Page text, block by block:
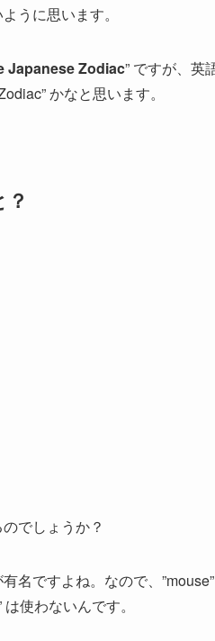
うに思います。
Japanese Zodiac” ですが、英
かなと思います。
でしょうか？
名ですよね。なので、
使わないんです。